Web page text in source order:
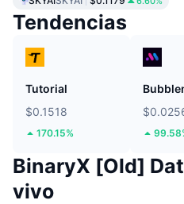
Tendencias
Tutorial
$0.1518
170.15%
BinaryX [Old]
vivo